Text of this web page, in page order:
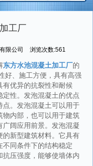
工厂
限公司 浏览次数:561
东方水池混凝土加工厂的
好、施工方便，具有高强
优异的抗裂性和耐候
性。发泡混凝土的优点
。发泡混凝土可以用于
内部，也可以用于建筑
阔应用前景。发泡混凝
新型建筑材料。它具有
同条件下的结构稳定
压强度，能够使墙体内